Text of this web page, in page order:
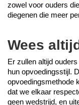
zowel voor ouders
diegenen die meer
Wees
Er zullen altijd
hun opvoedingsstijl.
opvoedingsmethode
dat we elkaar
geen wedstrijd, en